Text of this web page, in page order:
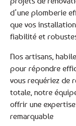
d’une plomberie
que vos
fiabilité et
Nos artisans,
pour répondre
vous requériez de
totale, notre
offrir une
remarquable